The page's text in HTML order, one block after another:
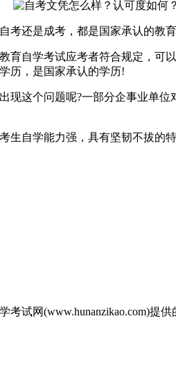
还是成考，都是国家承认的教
育自学考试应考者符合规定，可
历，是国家承认的学历!
这个问题呢?一部分企事业单
自学能力强，具有坚韧不拔
试网(www.hunanzikao.com)提